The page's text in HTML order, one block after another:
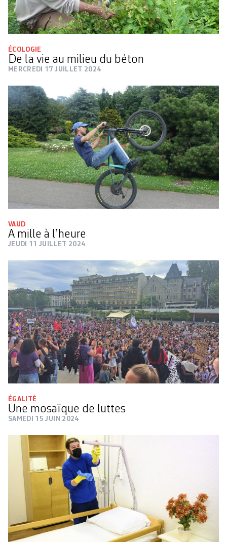
ÉCOLOGIE
De la vie au milieu du béton
MERCREDI 17 JUILLET 2024
VAUD
A mille à l’heure
JEUDI 11 JUILLET 2024
ÉGALITÉ
Une mosaïque de luttes
SAMEDI 15 JUIN 2024